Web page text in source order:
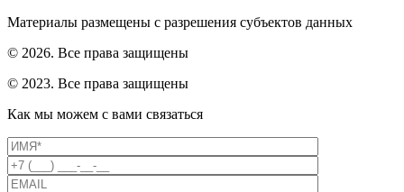
Материалы размещены с разрешения субъектов данных
© 2026. Все права защищены
© 2023. Все права защищены
Как мы можем с вами связаться